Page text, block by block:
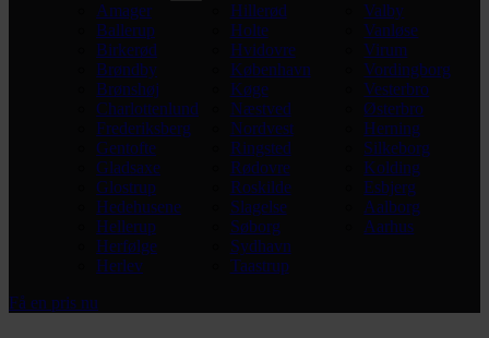
Amager
Ballerup
Birkerød
Brøndby
Brønshøj
Charlottenlund
Frederiksberg
Gentofte
Gladsaxe
Glostrup
Hedehusene
Hellerup
Herfølge
Herlev
Hillerød
Holte
Hvidovre
København
Køge
Næstved
Nordvest
Ringsted
Rødovre
Roskilde
Slagelse
Søborg
Sydhavn
Taastrup
Valby
Vanløse
Virum
Vordingborg
Vesterbro
Østerbro
Herning
Silkeborg
Kolding
Esbjerg
Aalborg
Aarhus
Få en pris nu